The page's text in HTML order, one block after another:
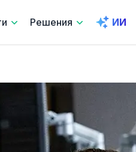
Решения ИИ